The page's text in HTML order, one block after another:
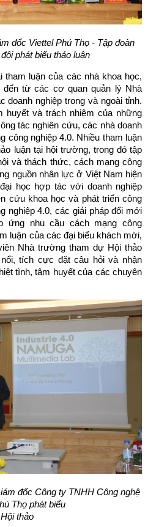
đốc Viettel Phú Thọ - Tập đoàn
phát biểu thảo luận
tham luận của các nhà khoa học,
đến từ các cơ quan quản lý Nhà
nghiệp trong và ngoài tỉnh.
huyết và trách nhiệm của những
tác nghiên cứu, các nhà doanh
công nghiệp 4.0. Nhiều tham luận
luận tại hội trường, trong đó tập
và thách thức, cách mạng công
nguồn nhân lực ở Việt Nam hiện
học hợp tác với doanh nghiệp
cứu khoa học và phát triển công
nghiệp 4.0, các giải pháp đổi mới
ứng nhu cầu cách mạng công
luận của các đại biểu khách mời,
Nhà trường tham dự Hội thảo
tích cực đặt câu hỏi và nhận
tình, tâm huyết của các chuyên
đốc Công ty TNHH Công nghệ
Thọ phát biểu
thảo